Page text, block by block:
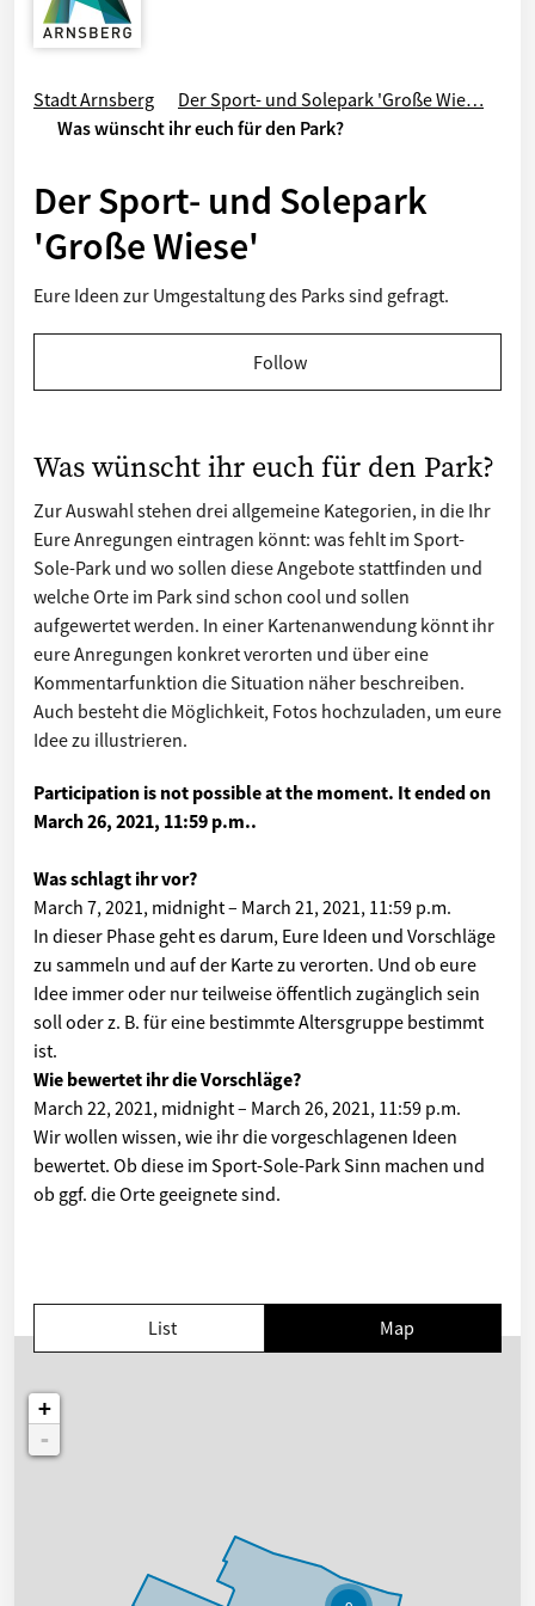
Stadt Arnsberg
Der Sport- und Solepark 'Große Wie…
Was wünscht ihr euch für den Park?
Der Sport- und Solepark
'Große Wiese'
Eure Ideen zur Umgestaltung des Parks sind gefragt.
Follow
Was wünscht ihr euch für den Park?
Zur Auswahl stehen drei allgemeine Kategorien, in die Ihr
Eure Anregungen eintragen könnt: was fehlt im Sport-
Sole-Park und wo sollen diese Angebote stattfinden und
welche Orte im Park sind schon cool und sollen
aufgewertet werden. In einer Kartenanwendung könnt ihr
eure Anregungen konkret verorten und über eine
Kommentarfunktion die Situation näher beschreiben.
Auch besteht die Möglichkeit, Fotos hochzuladen, um eure
Idee zu illustrieren.
Participation is not possible at the moment. It ended on
March 26, 2021, 11:59 p.m..
Was schlagt ihr vor?
March 7, 2021, midnight– March 21, 2021, 11:59 p.m.
In dieser Phase geht es darum, Eure Ideen und Vorschläge
zu sammeln und auf der Karte zu verorten. Und ob eure
Idee immer oder nur teilweise öffentlich zugänglich sein
soll oder z. B. für eine bestimmte Altersgruppe bestimmt
ist.
Wie bewertet ihr die Vorschläge?
March 22, 2021, midnight– March 26, 2021, 11:59 p.m.
Wir wollen wissen, wie ihr die vorgeschlagenen Ideen
bewertet. Ob diese im Sport-Sole-Park Sinn machen und
ob ggf. die Orte geeignete sind.
List Map
+
-